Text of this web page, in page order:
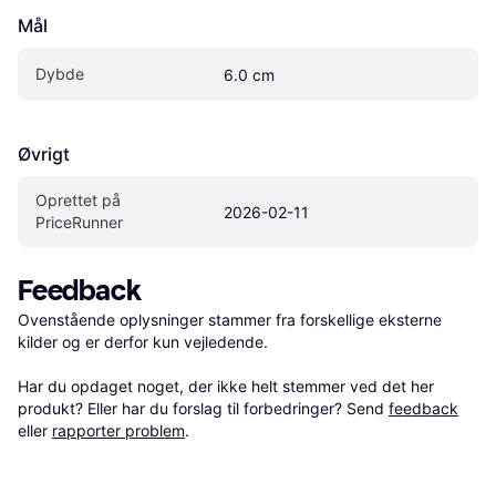
Mål
Dybde 6.0 cm
Øvrigt
Oprettet på
PriceRunner
2026-02-11
Feedback
Ovenstående oplysninger stammer fra forskellige eksterne
kilder og er derfor kun vejledende.
Har du opdaget noget, der ikke helt stemmer ved det her
produkt? Eller har du forslag til forbedringer? Send feedback
eller rapporter problem.